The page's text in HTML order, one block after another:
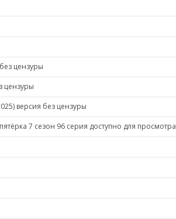
цензуры
цензуры
версия без цензуры
7 сезон 96 серия доступно для просмотра